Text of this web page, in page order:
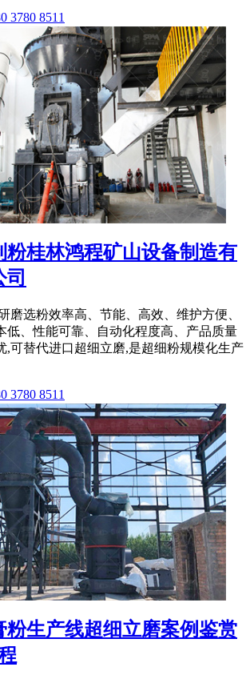
3780 8511
粉桂林鸿程矿山设备制造有
磨选粉效率高、节能、高效、维护方便、
低、性能可靠、自动化程度高、产品质量
,可替代进口超细立磨,是超细粉规模化生产
3780 8511
粉生产线超细立磨案例鉴赏